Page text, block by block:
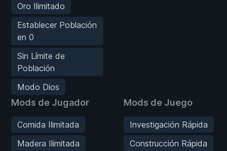
Oro Ilimitado
Establecer Población
en 0
Sin Límite de
Población
Modo Dios
Mods de Jugador
Comida Ilimitada
Madera Ilimitada
Mods de Juego
Investigación Rápida
Construcción Rápida